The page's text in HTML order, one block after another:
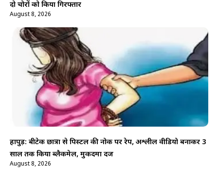
दो चोरों को किया गिरफ्तार
August 8, 2026
हापुड़: बीटेक छात्रा से पिस्टल की नोक पर रेप, अश्लील वीडियो बनाकर 3
साल तक किया ब्लैकमेल, मुकदमा दर्ज
August 8, 2026